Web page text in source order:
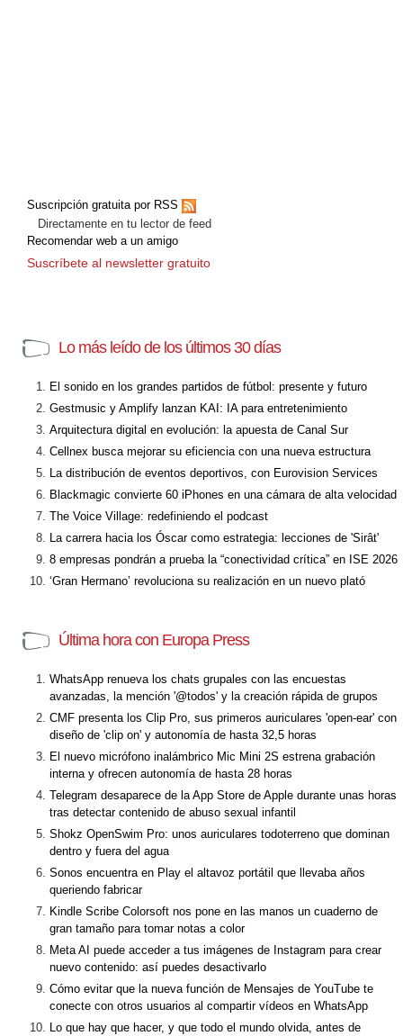
Suscripción gratuita por RSS
Directamente en tu lector de feed
Recomendar web a un amigo
Suscríbete al newsletter gratuito
Lo más leído de los últimos 30 días
El sonido en los grandes partidos de fútbol: presente y futuro
Gestmusic y Amplify lanzan KAI: IA para entretenimiento
Arquitectura digital en evolución: la apuesta de Canal Sur
Cellnex busca mejorar su eficiencia con una nueva estructura
La distribución de eventos deportivos, con Eurovision Services
Blackmagic convierte 60 iPhones en una cámara de alta velocidad
The Voice Village: redefiniendo el podcast
La carrera hacia los Óscar como estrategia: lecciones de 'Sirât'
8 empresas pondrán a prueba la “conectividad crítica” en ISE 2026
‘Gran Hermano’ revoluciona su realización en un nuevo plató
Última hora con Europa Press
WhatsApp renueva los chats grupales con las encuestas
avanzadas, la mención '@todos' y la creación rápida de grupos
CMF presenta los Clip Pro, sus primeros auriculares 'open-ear' con
diseño de 'clip on' y autonomía de hasta 32,5 horas
El nuevo micrófono inalámbrico Mic Mini 2S estrena grabación
interna y ofrecen autonomía de hasta 28 horas
Telegram desaparece de la App Store de Apple durante unas horas
tras detectar contenido de abuso sexual infantil
Shokz OpenSwim Pro: unos auriculares todoterreno que dominan
dentro y fuera del agua
Sonos encuentra en Play el altavoz portátil que llevaba años
queriendo fabricar
Kindle Scribe Colorsoft nos pone en las manos un cuaderno de
gran tamaño para tomar notas a color
Meta AI puede acceder a tus imágenes de Instagram para crear
nuevo contenido: así puedes desactivarlo
Cómo evitar que la nueva función de Mensajes de YouTube te
conecte con otros usuarios al compartir vídeos en WhatsApp
Lo que hay que hacer, y que todo el mundo olvida, antes de